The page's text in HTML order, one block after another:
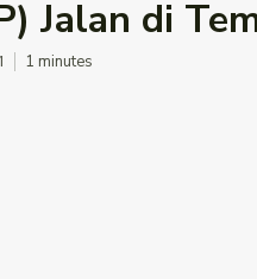
Jalan di
1 minutes